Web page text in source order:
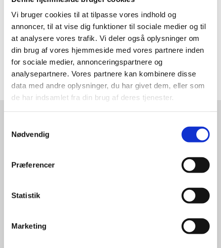
Vi bruger cookies til at tilpasse vores indhold og
annoncer, til at vise dig funktioner til sociale medier og til
at analysere vores trafik. Vi deler også oplysninger om
din brug af vores hjemmeside med vores partnere inden
for sociale medier, annonceringspartnere og
analysepartnere. Vores partnere kan kombinere disse
data med andre oplysninger, du har givet dem, eller som
de har indsamlet fra din brug af deres tjenester.
Nødvendig
Præferencer
Statistik
Marketing
Rapportering
Intelligentcity
IntelligentCity udvikler og
skadedyrsbekæmpelse.
Miljø- og bæredygtighed